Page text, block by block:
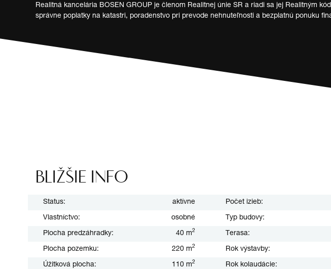
Realitná kancelária BOSEN GROUP je členom Realitnej únie SR a riadi sa jej Realitným
správne poplatky na katastri, poradenstvo pri prevode nehnuteľnosti a bezplatnú ponuku
BLIŽŠIE INFO
Status: aktívne
Vlastníctvo: osobné
Plocha predzáhradky: 40 m2
Plocha pozemku: 220 m2
Úžitková plocha: 110 m2
Počet izieb:
Typ budovy:
Terasa:
Rok výstavby:
Rok kolaudácie: